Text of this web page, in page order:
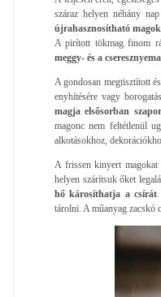
száraz helyen néhány
újrahasznosítható
A pirított tökmag finom
meggy- és a
A gondosan megtisztított
enyhítésére vagy
magja elsősorban
magonc nem feltétlenül
alkotásokhoz,
A frissen kinyert
helyen szárítsuk őket
hő károsíthatja a csírát
tárolni. A műanyag zacskó